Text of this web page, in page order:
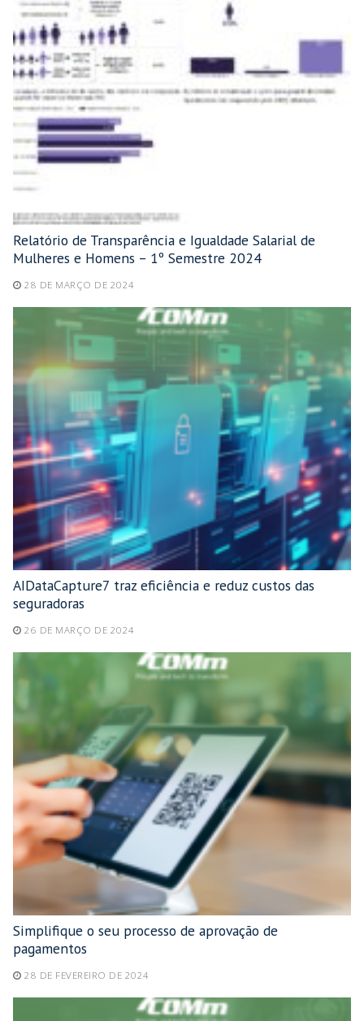
Relatório de Transparência e Igualdade Salarial de
Mulheres e Homens – 1º Semestre 2024
28 DE MARÇO DE 2024
AIDataCapture7 traz eficiência e reduz custos das
seguradoras
26 DE MARÇO DE 2024
Simplifique o seu processo de aprovação de
pagamentos
28 DE FEVEREIRO DE 2024